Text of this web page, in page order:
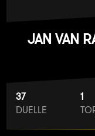
JAN VAN
37
DUELLE
1